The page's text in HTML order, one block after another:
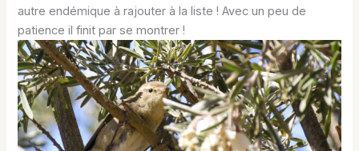
autre endémique à rajouter à la liste ! Avec un peu de
patience il finit par se montrer !